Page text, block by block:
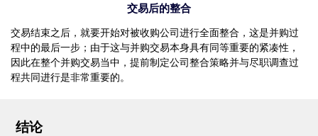
交易后的整合
交易结束之后，就要开始对被收购公司进行全面整合，这是并购过
程中的最后一步；由于这与并购交易本身具有同等重要的紧凑性，
因此在整个并购交易当中，提前制定公司整合策略并与尽职调查过
程共同进行是非常重要的。
结论